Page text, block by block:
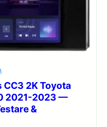
2K Toyota
2021-2023 —
&